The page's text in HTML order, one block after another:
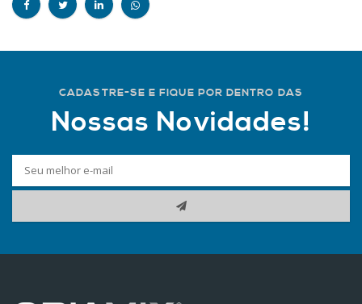
CADASTRE-SE E FIQUE POR DENTRO DAS
Nossas Novidades!